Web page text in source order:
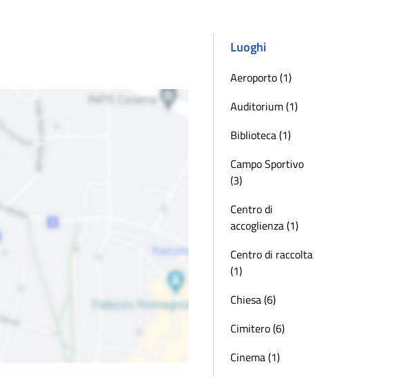
Luoghi
Aeroporto (1)
Auditorium (1)
Biblioteca (1)
Campo Sportivo
(3)
Centro di
accoglienza (1)
Centro di raccolta
(1)
Chiesa (6)
Cimitero (6)
Cinema (1)